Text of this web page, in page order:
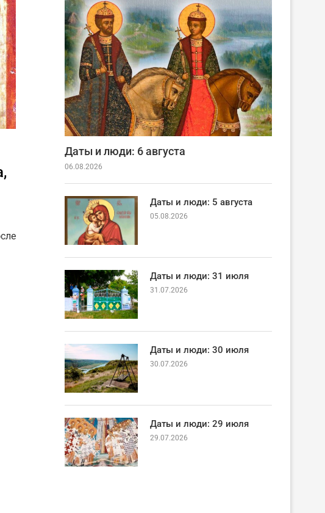
Даты и люди: 6 августа
06.08.2026
Даты и люди: 5 августа
05.08.2026
Даты и люди: 31 июля
31.07.2026
Даты и люди: 30 июля
30.07.2026
Даты и люди: 29 июля
29.07.2026